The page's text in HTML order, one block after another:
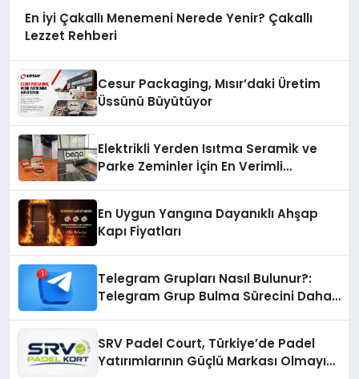
En İyi Çakallı Menemeni Nerede Yenir? Çakallı
Lezzet Rehberi
Cesur Packaging, Mısır’daki Üretim
Üssünü Büyütüyor
Elektrikli Yerden Isıtma Seramik ve
Parke Zeminler İçin En Verimli
En Uygun Yangına Dayanıklı Ahşap
Kapı Fiyatları
Telegram Grupları Nasıl Bulunur?:
Telegram Grup Bulma Sürecini Daha
SRV Padel Court, Türkiye’de Padel
Yatırımlarının Güçlü Markası Olmayı